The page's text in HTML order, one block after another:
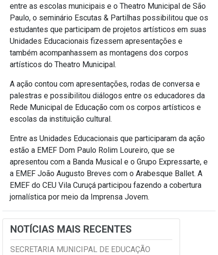
entre as escolas municipais e o Theatro Municipal de São
Paulo, o seminário Escutas & Partilhas possibilitou que os
estudantes que participam de projetos artísticos em suas
Unidades Educacionais fizessem apresentações e
também acompanhassem as montagens dos corpos
artísticos do Theatro Municipal.
A ação contou com apresentações, rodas de conversa e
palestras e possibilitou diálogos entre os educadores da
Rede Municipal de Educação com os corpos artísticos e
escolas da instituição cultural.
Entre as Unidades Educacionais que participaram da ação
estão a EMEF Dom Paulo Rolim Loureiro, que se
apresentou com a Banda Musical e o Grupo Expressarte, e
a EMEF João Augusto Breves com o Arabesque Ballet. A
EMEF do CEU Vila Curuçá participou fazendo a cobertura
jornalística por meio da Imprensa Jovem.
NOTÍCIAS MAIS RECENTES
SECRETARIA MUNICIPAL DE EDUCAÇÃO